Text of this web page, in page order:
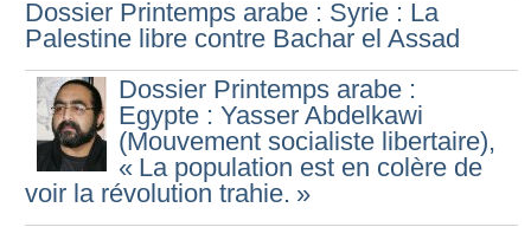
Dossier Printemps arabe : Syrie : La
Palestine libre contre Bachar el Assad
Dossier Printemps arabe :
Egypte : Yasser Abdelkawi
(Mouvement socialiste libertaire),
« La population est en colère de
voir la révolution trahie. »